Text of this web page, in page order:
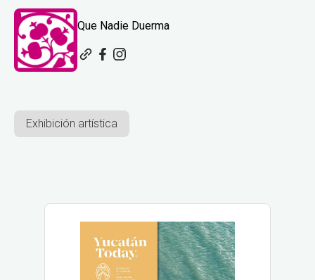
Que Nadie Duerma
Exhibición artística